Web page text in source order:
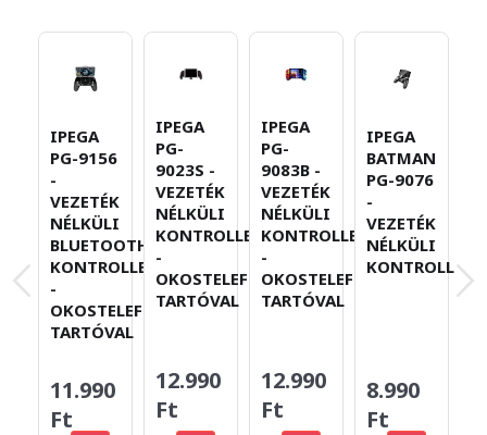
IPEGA
PG-9156
-
VEZETÉK
NÉLKÜLI
BLUETOOTH
KONTROLLER
-
OKOSTELEFON-
TARTÓVAL
11.990
Ft
IPEGA
PG-
9023S -
VEZETÉK
NÉLKÜLI
KONTROLLER
-
OKOSTELEFON-
TARTÓVAL
12.990
Ft
IPEGA
PG-
9083B -
VEZETÉK
NÉLKÜLI
KONTROLLER
-
OKOSTELEFON-
TARTÓVAL
12.990
Ft
IPEGA
BATMAN
PG-9076
-
VEZETÉK
NÉLKÜLI
KONTROLLER
8.990
Ft